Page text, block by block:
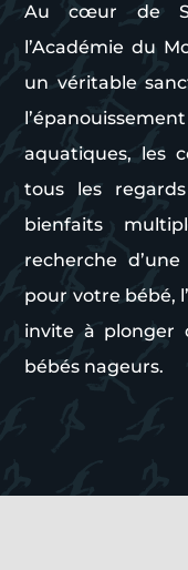
Au cœur de
l’Académie du
un véritable
aquatiques, les
tous les
bienfaits
recherche
pour votre bébé,
invite à plonger
bébés nageurs.